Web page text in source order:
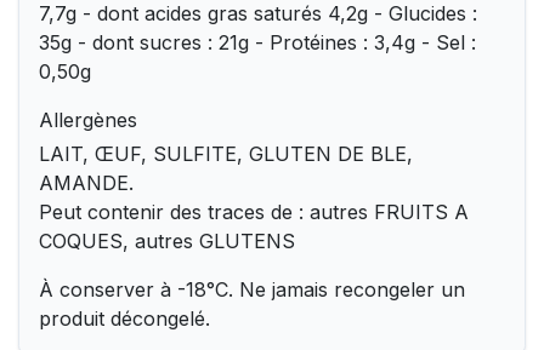
7,7g - dont acides gras saturés 4,2g - Glucides :
35g - dont sucres : 21g - Protéines : 3,4g - Sel :
0,50g
Allergènes
LAIT, ŒUF, SULFITE, GLUTEN DE BLE,
AMANDE.
Peut contenir des traces de : autres FRUITS A
COQUES, autres GLUTENS
À conserver à -18°C. Ne jamais recongeler un
produit décongelé.